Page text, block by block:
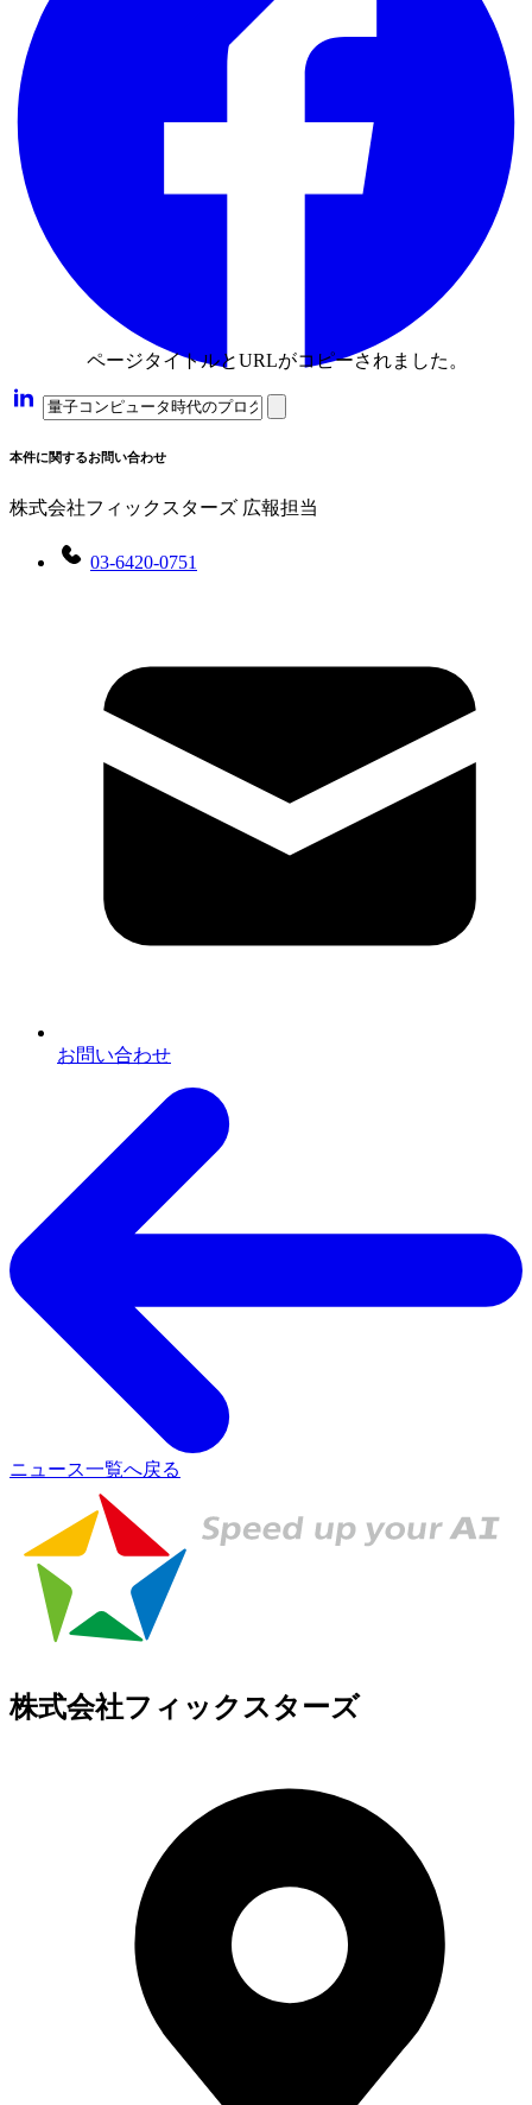
ページタイトルとURLがコピーされました。
本件に関するお問い合わせ
株式会社フィックスターズ 広報担当
03-6420-0751
お問い合わせ
ニュース一覧へ戻る
株式会社フィックスターズ